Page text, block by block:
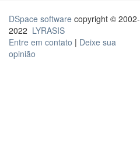
DSpace software copyright © 2002-
2022 LYRASIS
Entre em contato | Deixe sua
opinião